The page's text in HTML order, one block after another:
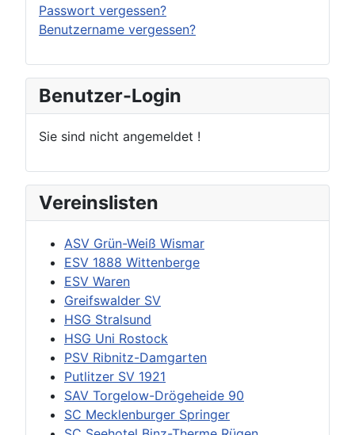
Passwort vergessen?
Benutzername vergessen?
Benutzer-Login
Sie sind nicht angemeldet !
Vereinslisten
ASV Grün-Weiß Wismar
ESV 1888 Wittenberge
ESV Waren
Greifswalder SV
HSG Stralsund
HSG Uni Rostock
PSV Ribnitz-Damgarten
Putlitzer SV 1921
SAV Torgelow-Drögeheide 90
SC Mecklenburger Springer